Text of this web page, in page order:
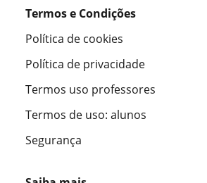
Termos e Condições
Política de cookies
Política de privacidade
Termos uso professores
Termos de uso: alunos
Segurança